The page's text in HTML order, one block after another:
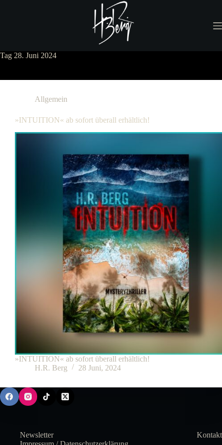
Tag 28. Juni 2024
Allgemein
»INTUITION« ab sofort überall erhältlich!
»INTUITION« ab sofort überall erhältlich!
H.R. Berg
28 Juni, 2024
Newsletter
Kontakt